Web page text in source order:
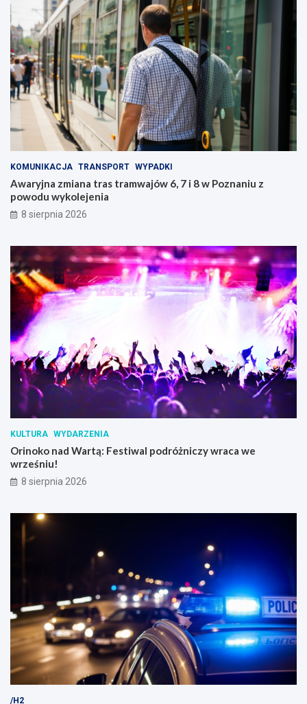
KOMUNIKACJA TRANSPORT WYPADKI
Awaryjna zmiana tras tramwajów 6, 7 i 8 w Poznaniu z
powodu wykolejenia
8 sierpnia 2026
KULTURA WYDARZENIA
Orinoko nad Wartą: Festiwal podróżniczy wraca we
wrześniu!
8 sierpnia 2026
/H2